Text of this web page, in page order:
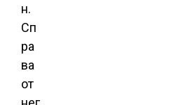
н.
Сп
ра
ва
от